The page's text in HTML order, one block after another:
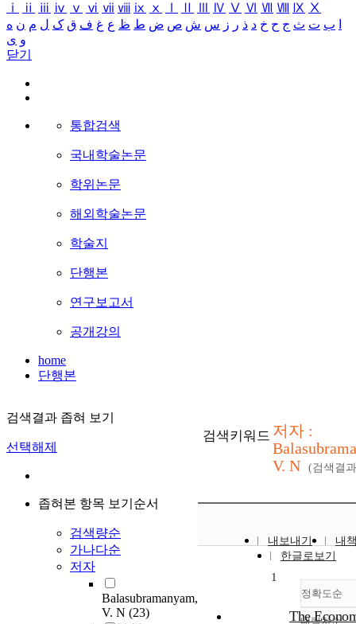
ⅰ
ⅱ ⅲ ⅳ ⅴ ⅵ ⅶ ⅷ ⅸ ⅹ Ⅳ Ⅴ Ⅵ Ⅶ Ⅷ Ⅸ Ⅹ
ب ت ث ج ح خ د ذ ر ز س ش ص ض ط ظ ع غ ف ق ک ل م ن ه
و ی
닫기
통합검색
국내학술논문
학위논문
해외학술논문
학술지
단행본
연구보고서
공개강의
home
단행본
검색결과 좁혀 보기
선택해제
좁혀본 항목 보기순서
검색량순
가나다순
저자
Balasubramanyam,
V. N (23)
검색키워드 저자 :
V. N
(검색결
내보내기
내
한글로보기
정확도순
내림차순
1
The